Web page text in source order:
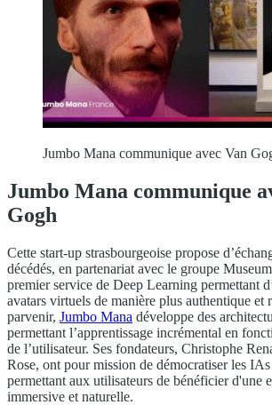
Jumbo Mana communique avec Van
Jumbo Mana communique
Gogh
Cette start-up strasbourgeoise propose
décédés, en partenariat avec le groupe
premier service de Deep Learning permettant
avatars virtuels de manière plus authentique
parvenir, Jumbo Mana développe des
permettant l’apprentissage incrémental en
de l’utilisateur. Ses fondateurs, Christophe
Rose, ont pour mission de démocratiser les
permettant aux utilisateurs de bénéficier d'une
immersive et naturelle.